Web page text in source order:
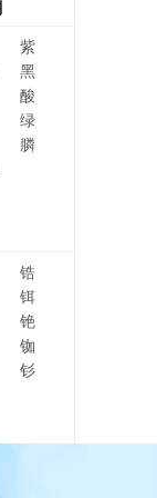
紫
黑
酸
绿
膦
锆
铒
铯
铷
钐